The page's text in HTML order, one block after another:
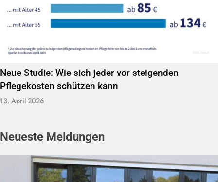
Neue Studie: Wie sich jeder vor steigenden
Pflegekosten schützen kann
13. April 2026
Neueste Meldungen